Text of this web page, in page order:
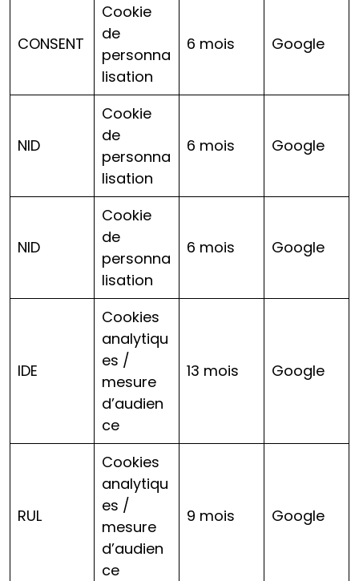
CONSENT
Cookie
de
personna
lisation
6 mois Google
NID
Cookie
de
personna
lisation
6 mois Google
NID
Cookie
de
personna
lisation
6 mois Google
IDE
Cookies
analytiqu
es /
mesure
d’audien
ce
13 mois Google
RUL
Cookies
analytiqu
es /
mesure
d’audien
ce
9 mois Google